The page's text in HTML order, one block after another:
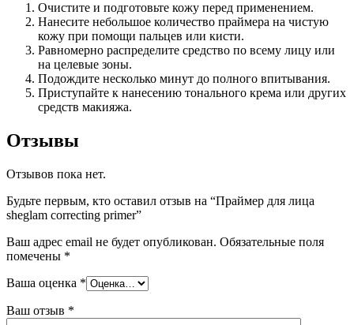
Очистите и подготовьте кожу перед применением.
Нанесите небольшое количество праймера на чистую
кожу при помощи пальцев или кисти.
Равномерно распределите средство по всему лицу или
на целевые зоны.
Подождите несколько минут до полного впитывания.
Приступайте к нанесению тонального крема или других
средств макияжа.
Отзывы
Отзывов пока нет.
Будьте первым, кто оставил отзыв на “Праймер для лица
sheglam correcting primer”
Ваш адрес email не будет опубликован. Обязательные поля
помечены *
Ваша оценка *
Ваш отзыв *